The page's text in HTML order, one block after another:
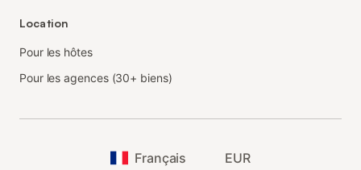
Location
Pour les hôtes
Pour les agences (30+ biens)
Français EUR